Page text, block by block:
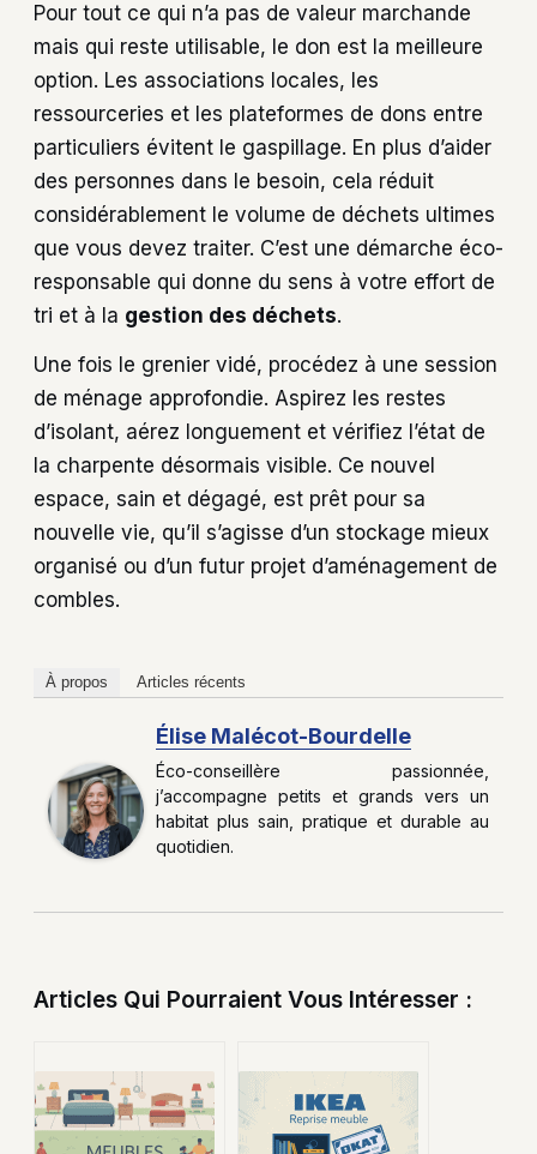
Pour tout ce qui n’a pas de valeur marchande
mais qui reste utilisable, le don est la meilleure
option. Les associations locales, les
ressourceries et les plateformes de dons entre
particuliers évitent le gaspillage. En plus d’aider
des personnes dans le besoin, cela réduit
considérablement le volume de déchets ultimes
que vous devez traiter. C’est une démarche éco-
responsable qui donne du sens à votre effort de
tri et à la gestion des déchets.
Une fois le grenier vidé, procédez à une session
de ménage approfondie. Aspirez les restes
d’isolant, aérez longuement et vérifiez l’état de
la charpente désormais visible. Ce nouvel
espace, sain et dégagé, est prêt pour sa
nouvelle vie, qu’il s’agisse d’un stockage mieux
organisé ou d’un futur projet d’aménagement de
combles.
À propos Articles récents
Élise Malécot-Bourdelle
Éco-conseillère passionnée,
j’accompagne petits et grands vers un
habitat plus sain, pratique et durable au
quotidien.
Articles Qui Pourraient Vous Intéresser :